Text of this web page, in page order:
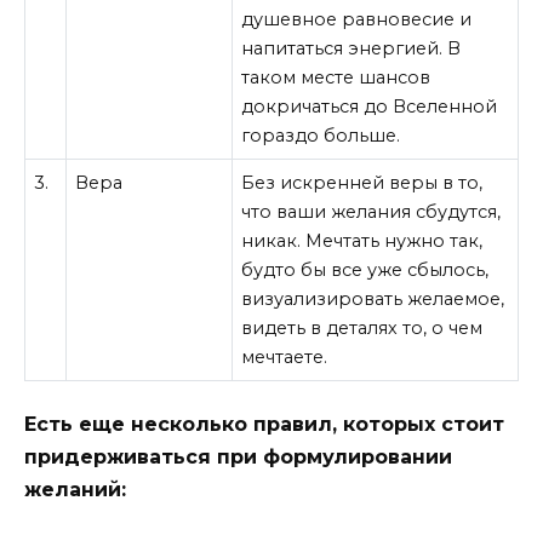
душевное равновесие и
напитаться энергией. В
таком месте шансов
докричаться до Вселенной
гораздо больше.
3. Вера
Без искренней веры в то,
что ваши желания сбудутся,
никак. Мечтать нужно так,
будто бы все уже сбылось,
визуализировать желаемое,
видеть в деталях то, о чем
мечтаете.
Есть еще несколько правил, которых стоит
придерживаться при формулировании
желаний: